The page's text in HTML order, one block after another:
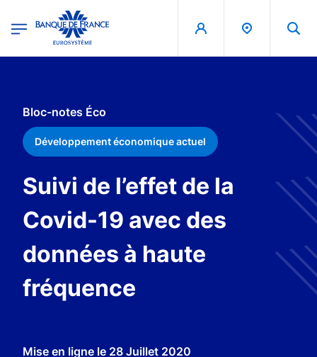
Banque de France - Menu Principal
Bloc-notes Éco
Développement économique actuel
Suivi de l’effet de la
Covid-19 avec des
données à haute
fréquence
Mise en ligne le 28 Juillet 2020